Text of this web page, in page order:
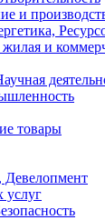
и
и
товары
Девелопмент
услуг